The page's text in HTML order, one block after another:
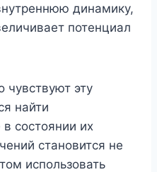
динамику,
потенциал
чувствуют эту
найти
состоянии их
становится не
использовать